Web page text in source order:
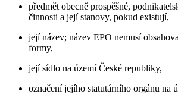
předmět obecně prospěšné,
činnosti a její stanovy, pokud existují,
její název; název EPO nemusí
formy,
její sídlo na území České republiky,
označení jejího statutárního orgánu na